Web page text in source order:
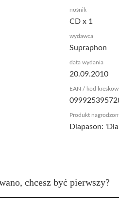
nośnik
CD x 1
wydawca
Supraphon
data wydania
20.09.2010
EAN / kod
Produkt
Diapason:
chcesz być pierwszy?